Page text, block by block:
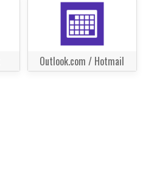
Outlook.com / Hotmail